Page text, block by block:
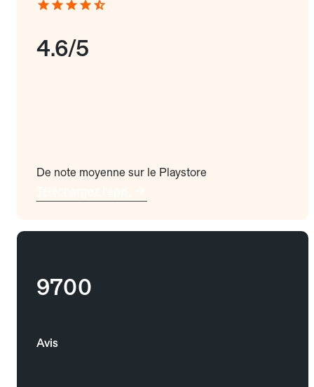
4.6/5
De note moyenne sur le Playstore
9700
Avis